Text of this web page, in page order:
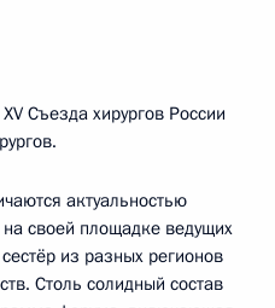
Съезда хирургов России
актуальностью
своей площадке ведущих
из разных регионов
Столь солидный состав